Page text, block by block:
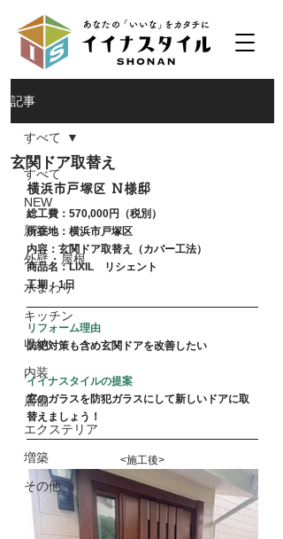
記事
すべて
NEW
新築
外壁・屋根
水まわり
キッチン
収納
内装
店舗
エクステリア
増築
その他
すべて
玄関ドア取替え
横浜市戸塚区 Ｎ様邸
総工費：570,000円（税別）
所在地：横浜市戸塚区
内容：玄関ドア取替え（カバー工法）
商品名：LIXIL　リシェント
工期：1日
リフォーム理由
防犯対策も含め玄関ドアを改善したい
イイナスタイルの提案
窓のガラスを防犯ガラスにして新しいドアに取
替えましょう！
<施工後>